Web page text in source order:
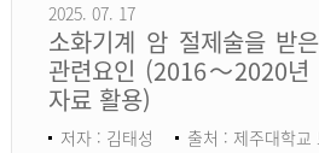
2025. 07. 17
소화기계 암 절제술을 받
관련요인 (2016～2020년
자료 활용)
저자 : 김태성
출처 : 제주대학교